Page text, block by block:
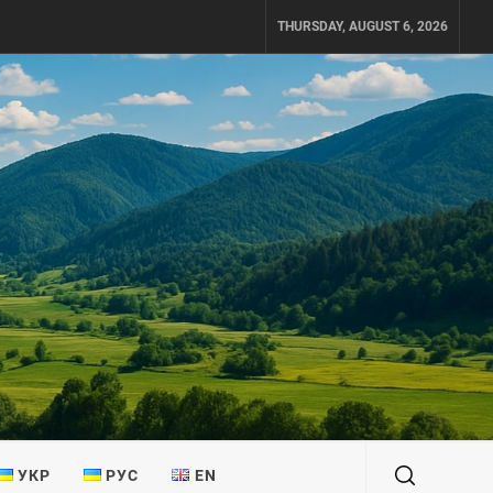
THURSDAY, AUGUST 6, 2026
УКР РУС EN